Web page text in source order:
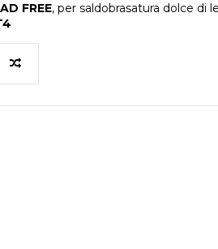
FREE, per saldobrasatura dolce di